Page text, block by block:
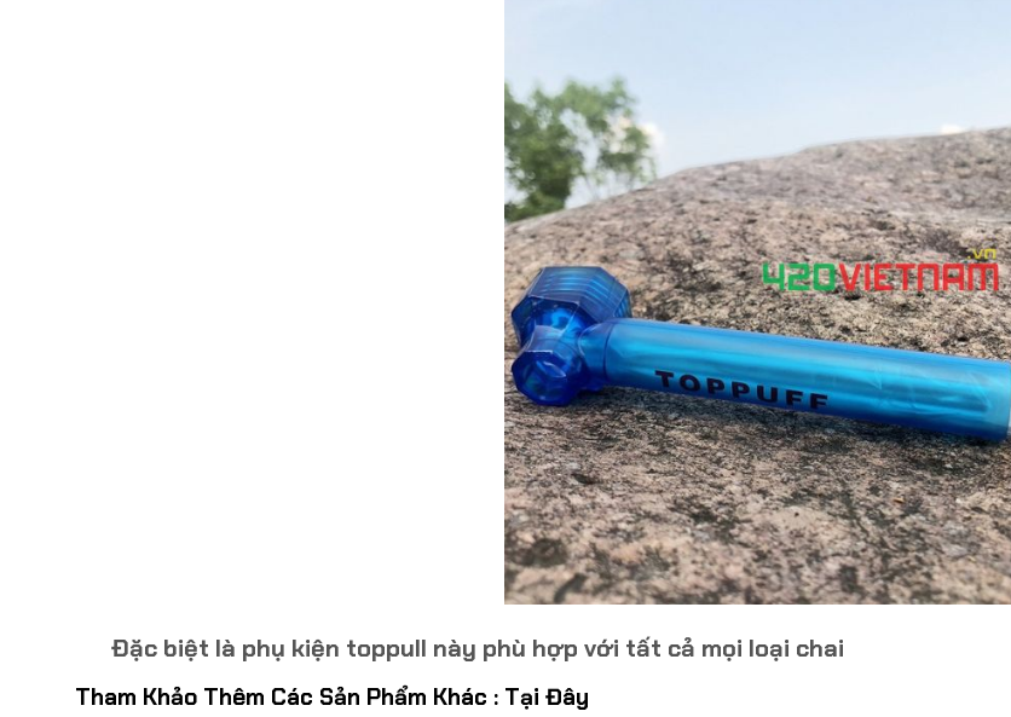
Đặc biệt là phụ kiện toppull này phù hợp với tất cả mọi loại chai
Tham Khảo Thêm Các Sản Phẩm Khác : Tại Đây